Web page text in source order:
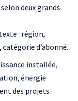
deux grands
: région,
d’abonné.
installée,
énergie
des projets.